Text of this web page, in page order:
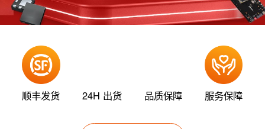
退出登录
顺丰发货 24H 出货 品质保障 服务保障